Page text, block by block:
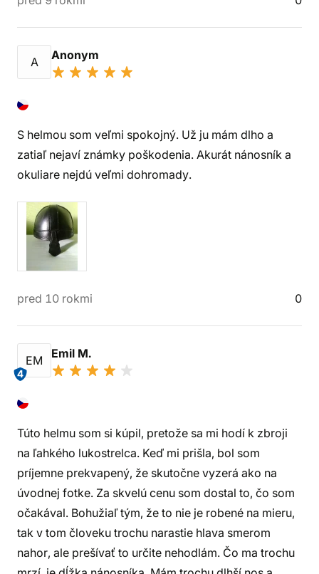
A Anonym
S helmou som veľmi spokojný. Už ju mám dlho a
zatiaľ nejaví známky poškodenia. Akurát nánosník a
okuliare nejdú veľmi dohromady.
pred 10 rokmi 0
EM
4
Emil M.
Túto helmu som si kúpil, pretože sa mi hodí k zbroji
na ľahkého lukostrelca. Keď mi prišla, bol som
príjemne prekvapený, že skutočne vyzerá ako na
úvodnej fotke. Za skvelú cenu som dostal to, čo som
očakával. Bohužiaľ tým, že to nie je robené na mieru,
tak v tom človeku trochu narastie hlava smerom
nahor, ale prešívať to určite nehodlám. Čo ma trochu